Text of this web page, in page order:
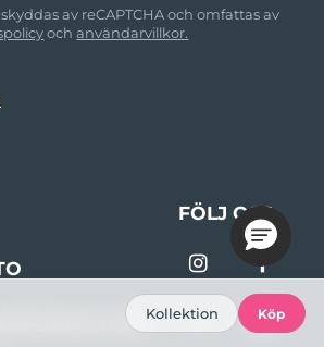
av reCAPTCHA och omfattas av
ochanvändarvillkor.
FÖLJ OSS
Kollektion Köp